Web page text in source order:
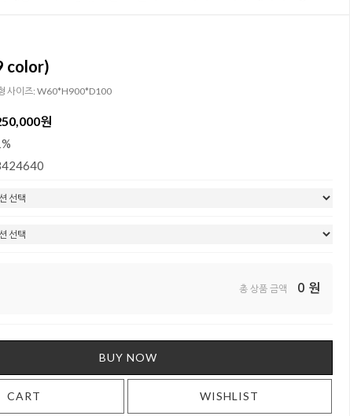
color)
사이즈: W60*H900*D100
원
총 상품 금액 0 원
BUY NOW
CART WISHLIST